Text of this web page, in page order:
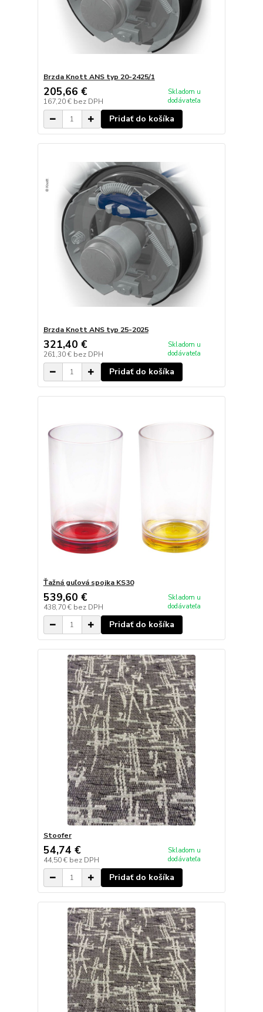
Brzda Knott ANS typ 20-2425/1
205,66 €
167,20 € bez DPH
Skladom u
dodávateľa
Pridať do košíka
Brzda Knott ANS typ 25-2025
321,40 €
261,30 € bez DPH
Skladom u
dodávateľa
Pridať do košíka
Ťažná guľová spojka KS30
539,60 €
438,70 € bez DPH
Skladom u
dodávateľa
Pridať do košíka
Stoofer
54,74 €
44,50 € bez DPH
Skladom u
dodávateľa
Pridať do košíka